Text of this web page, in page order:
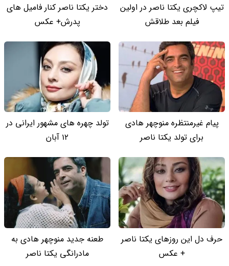
تیپ لاکچری یکتا ناصر در اولین
فیلم بعد طلاقش
دختر یکتا ناصر کنار فامیل های
پدرش+ عکس
پیام غیرمنتظره منوچهر هادی
برای تولد یکتا ناصر
تولد چهره های مشهور ایرانی در
12 آبان
حرف دل این روزهای یکتا ناصر
+ عکس
طعنه جدید منوچهر هادی به
مادرانگی یکتا ناصر